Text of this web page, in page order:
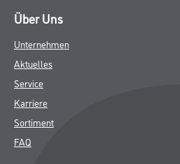
Über Uns
Unternehmen
Aktuelles
Service
Karriere
Sortiment
FAQ